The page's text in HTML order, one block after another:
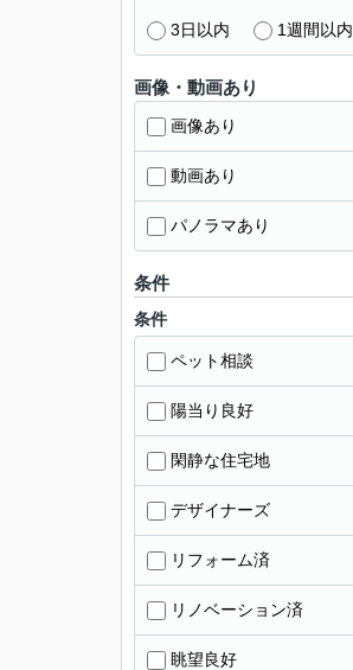
3日以内 1週間以内
画像・動画あり
画像あり
動画あり
パノラマあり
条件
条件
ペット相談
陽当り良好
閑静な住宅地
デザイナーズ
リフォーム済
リノベーション済
眺望良好